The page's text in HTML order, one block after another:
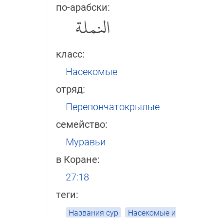
по-арабски:
النملة
класс:
Насекомые
отряд:
Перепончатокрылые
семейство:
Муравьи
в Коране:
27:18
теги:
Названия сур
Насекомые и